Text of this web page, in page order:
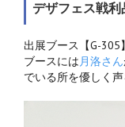
デザフェス戦
出展ブース【G-
ブースには月洛さん
でいる所を優しく